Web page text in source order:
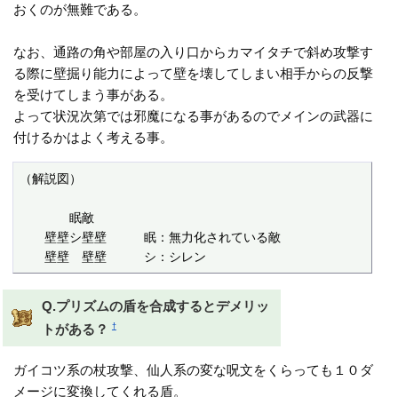
おくのが無難である。
なお、通路の角や部屋の入り口からカマイタチで斜め攻撃す
る際に壁掘り能力によって壁を壊してしまい相手からの反撃
を受けてしまう事がある。
よって状況次第では邪魔になる事があるのでメインの武器に
付けるかはよく考える事。
（解説図）
眠敵
壁壁シ壁壁　　　眠：無力化されている敵
壁壁　壁壁　　　シ：シレン
Q.プリズムの盾を合成するとデメリッ
トがある？
†
ガイコツ系の杖攻撃、仙人系の変な呪文をくらっても１０ダ
メージに変換してくれる盾。